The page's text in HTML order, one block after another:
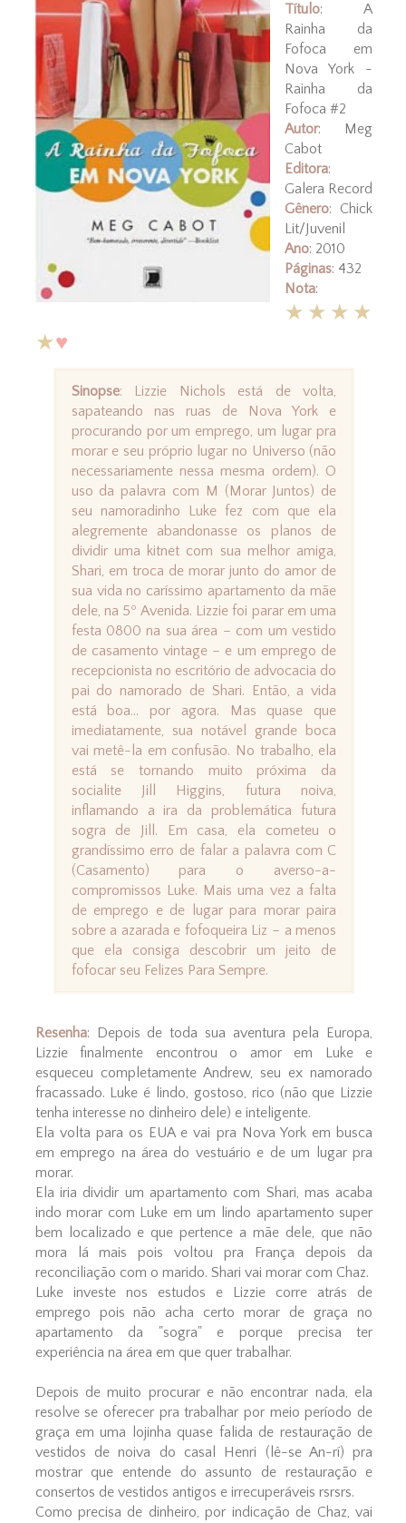
Título: A
Rainha da
Fofoca em
Nova York -
Rainha da
Fofoca #2
Autor: Meg
Cabot
Editora:
Galera Record
Gênero: Chick
Lit/Juvenil
Ano: 2010
Páginas: 432
Nota:
★★★★
★♥
Sinopse: Lizzie Nichols está de volta,
sapateando nas ruas de Nova York e
procurando por um emprego, um lugar pra
morar e seu próprio lugar no Universo (não
necessariamente nessa mesma ordem). O
uso da palavra com M (Morar Juntos) de
seu namoradinho Luke fez com que ela
alegremente abandonasse os planos de
dividir uma kitnet com sua melhor amiga,
Shari, em troca de morar junto do amor de
sua vida no caríssimo apartamento da mãe
dele, na 5º Avenida. Lizzie foi parar em uma
festa 0800 na sua área – com um vestido
de casamento vintage – e um emprego de
recepcionista no escritório de advocacia do
pai do namorado de Shari. Então, a vida
está boa… por agora. Mas quase que
imediatamente, sua notável grande boca
vai metê-la em confusão. No trabalho, ela
está se tornando muito próxima da
socialite Jill Higgins, futura noiva,
inflamando a ira da problemática futura
sogra de Jill. Em casa, ela cometeu o
grandíssimo erro de falar a palavra com C
(Casamento) para o averso-a-
compromissos Luke. Mais uma vez a falta
de emprego e de lugar para morar paira
sobre a azarada e fofoqueira Liz – a menos
que ela consiga descobrir um jeito de
fofocar seu Felizes Para Sempre.
Resenha: Depois de toda sua aventura pela Europa,
Lizzie finalmente encontrou o amor em Luke e
esqueceu completamente Andrew, seu ex namorado
fracassado. Luke é lindo, gostoso, rico (não que Lizzie
tenha interesse no dinheiro dele) e inteligente.
Ela volta para os EUA e vai pra Nova York em busca
em emprego na área do vestuário e de um lugar pra
morar.
Ela iria dividir um apartamento com Shari, mas acaba
indo morar com Luke em um lindo apartamento super
bem localizado e que pertence a mãe dele, que não
mora lá mais pois voltou pra França depois da
reconciliação com o marido. Shari vai morar com Chaz.
Luke investe nos estudos e Lizzie corre atrás de
emprego pois não acha certo morar de graça no
apartamento da "sogra" e porque precisa ter
experiência na área em que quer trabalhar.
Depois de muito procurar e não encontrar nada, ela
resolve se oferecer pra trabalhar por meio período de
graça em uma lojinha quase falida de restauração de
vestidos de noiva do casal Henri (lê-se An-rí) pra
mostrar que entende do assunto de restauração e
consertos de vestidos antigos e irrecuperáveis rsrsrs.
Como precisa de dinheiro, por indicação de Chaz, vai